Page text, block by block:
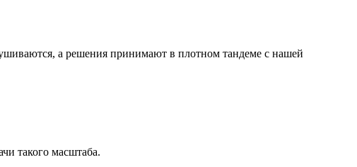
а решения принимают в плотном тандеме с нашей
такого масштаба.